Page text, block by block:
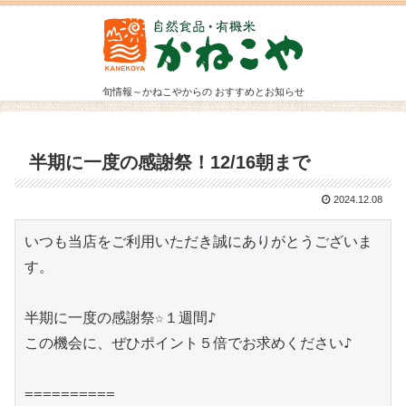
旬情報～かねこやからの おすすめとお知らせ
半期に一度の感謝祭！12/16朝まで
2024.12.08
いつも当店をご利用いただき誠にありがとうございま
す。
半期に一度の感謝祭☆１週間♪
この機会に、ぜひポイント５倍でお求めください♪
==========